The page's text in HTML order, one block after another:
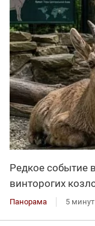
Редкое событие
винторогих
Панорама 5